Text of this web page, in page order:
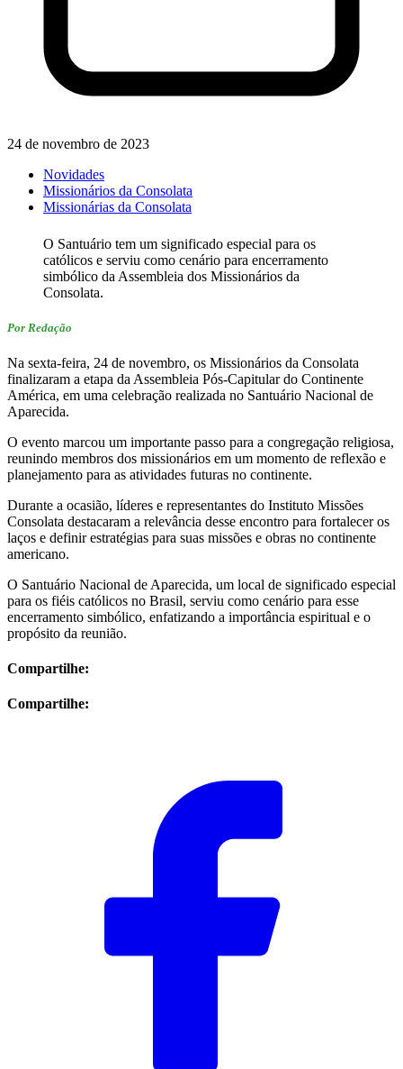
24 de novembro de 2023
Novidades
Missionários da Consolata
Missionárias da Consolata
O Santuário tem um significado especial para os
católicos e serviu como cenário para encerramento
simbólico da Assembleia dos Missionários da
Consolata.
Por Redação
Na sexta-feira, 24 de novembro, os Missionários da Consolata
finalizaram a etapa da Assembleia Pós-Capitular do Continente
América, em uma celebração realizada no Santuário Nacional de
Aparecida.
O evento marcou um importante passo para a congregação religiosa,
reunindo membros dos missionários em um momento de reflexão e
planejamento para as atividades futuras no continente.
Durante a ocasião, líderes e representantes do Instituto Missões
Consolata destacaram a relevância desse encontro para fortalecer os
laços e definir estratégias para suas missões e obras no continente
americano.
O Santuário Nacional de Aparecida, um local de significado especial
para os fiéis católicos no Brasil, serviu como cenário para esse
encerramento simbólico, enfatizando a importância espiritual e o
propósito da reunião.
Compartilhe:
Compartilhe: